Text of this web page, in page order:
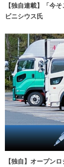
【独自連載】「今
ビニシウス氏
【独自】オープン